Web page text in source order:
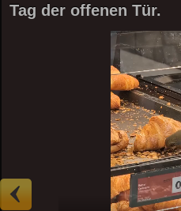
Tag der offenen Tür.